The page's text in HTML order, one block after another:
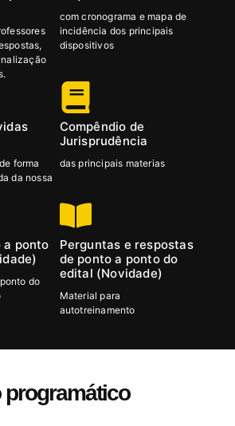
com cronograma e mapa de
incidência dos principais
dispositivos
forma
da nossa
Compêndio de
Jurisprudência
das principais materias
a ponto
do
Perguntas e respostas
de ponto a ponto do
edital (Novidade)
Material para
autotreinamento
programático